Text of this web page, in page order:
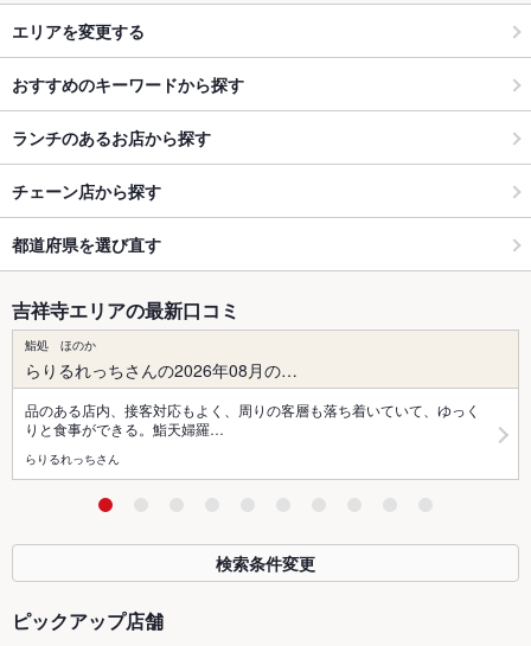
エリアを変更する
おすすめのキーワードから探す
ランチのあるお店から探す
チェーン店から探す
都道府県を選び直す
吉祥寺エリアの最新口コミ
鮨処 ほのか
らりるれっちさんの2026年08月の…
品のある店内、接客対応もよく、周りの客層も落ち着いていて、ゆっく
りと食事ができる。鮨天婦羅…
らりるれっちさん
検索条件変更
ピックアップ店舗